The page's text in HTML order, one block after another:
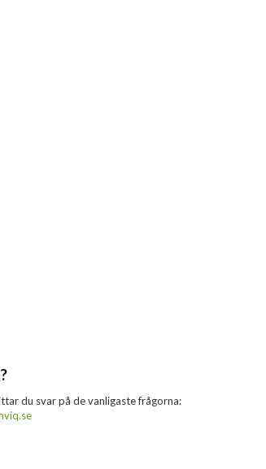
du svar på de vanligaste frågorna: